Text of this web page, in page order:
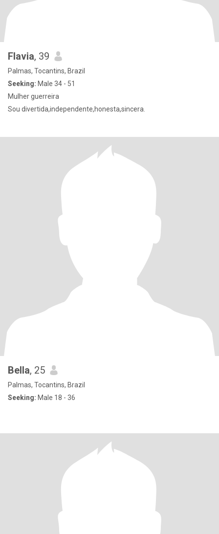
Flavia, 39
Palmas, Tocantins, Brazil
Seeking: Male 34 - 51
Mulher guerreira
Sou divertida,independente,honesta,sincera.
Bella, 25
Palmas, Tocantins, Brazil
Seeking: Male 18 - 36